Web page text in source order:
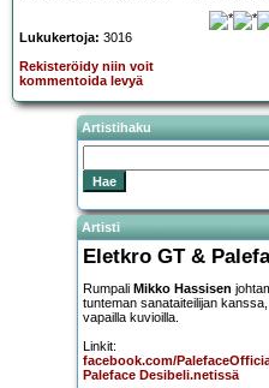
Lukukertoja: 3016
Rekisteröidy niin voit
kommentoida levyä
Artistihaku
Artisti
Eletkro GT &
Rumpali Mikko Hassisen
tunteman sanataiteilijan
vapailla kuvioilla.
Linkit:
facebook.com/
Paleface Desibeli.netissä